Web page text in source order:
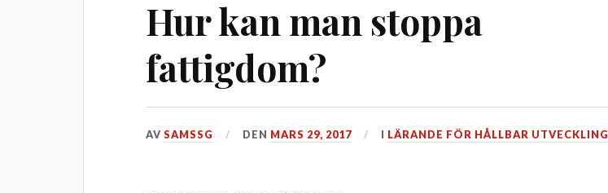
Hur kan man stoppa
fattigdom?
AVSAMSSG DEN MARS 29, 2017 I LÄRANDE FÖR HÅLLBAR UTVECKLING